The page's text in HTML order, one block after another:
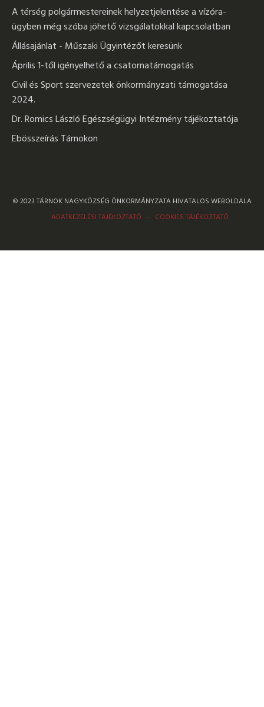
A térség polgármestereinek helyzetjelentése a vízóra-
ügyben még szóba jöhető vizsgálatokkal kapcsolatban
Állásajánlat - Műszaki Ügyintézőt keresünk
Április 1-től igényelhető a csatornatámogatás
Civil és Sport szervezetek önkormányzati támogatása
2024.
Dr. Romics László Egészségügyi Intézmény tájékoztatója
Ebösszeírás Tárnokon
© 2023 TÁRNOK NAGYKÖZSÉG ÖNKORMÁNYZATA HIVATALOS WEBOLDALA
ADATKEZELÉSI TÁJÉKOZTATÓ
COOKIES TÁJÉKOZTATÓ